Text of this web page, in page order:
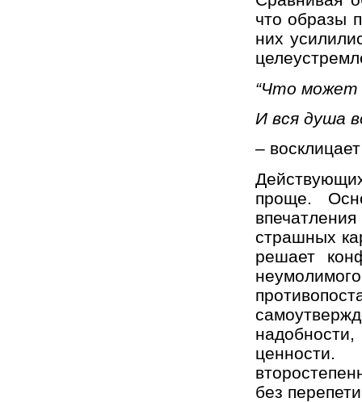
что образы
них
“Что может
И вся душа
–
проще.
страшных
решает
без